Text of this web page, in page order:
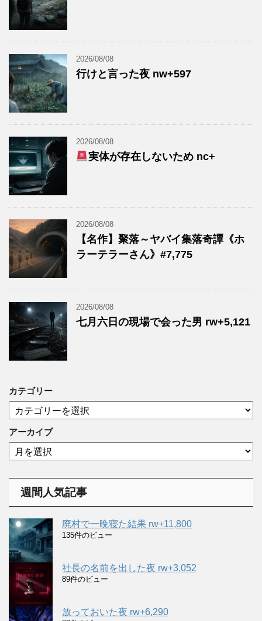
2026/08/08
行けと言った夜 nw+597
2026/08/08
実体が存在しないため nc+
2026/08/08
【名作】聚落～ヤバイ集落奇譚《ホ
ラーテラーさん》#7,775
2026/08/08
七月六日の現場で会った男 rw+5,121
カテゴリー
テ
ゴ
リ
ー
アーカイブ
ア
ー
週間人気記事
廃村で一晩寝た結果 rw+11,800
135件のビュー
社長の名前を出した夜 rw+3,052
89件のビュー
放っておいた夜 rw+6,290